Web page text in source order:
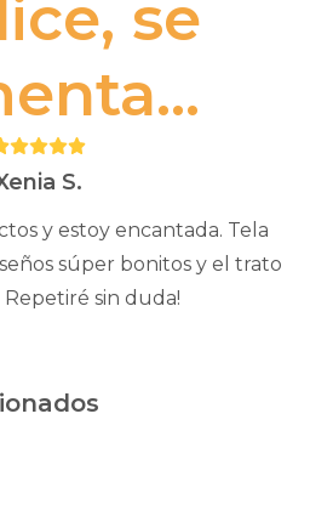
se
S.
y estoy encantada. Tela
súper bonitos y el trato
sin duda!